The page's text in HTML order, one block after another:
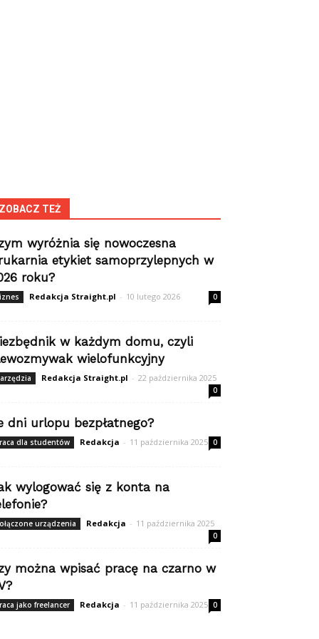
ZOBACZ TEŻ
wyróżnia się nowoczesna
etykiet samoprzylepnych w
roku?
Redakcja Straight.pl - 10 lutego 2026 0
w każdym domu, czyli
wielofunkcyjny
Redakcja Straight.pl - 22 października 2025
0
dni urlopu bezpłatnego?
dla studentów Redakcja - 11 października 2025 0
wylogować się z konta na
urządzenia Redakcja - 11 października 2025
0
można wpisać pracę na czarno w
jako freelancer Redakcja - 11 października 2025 0